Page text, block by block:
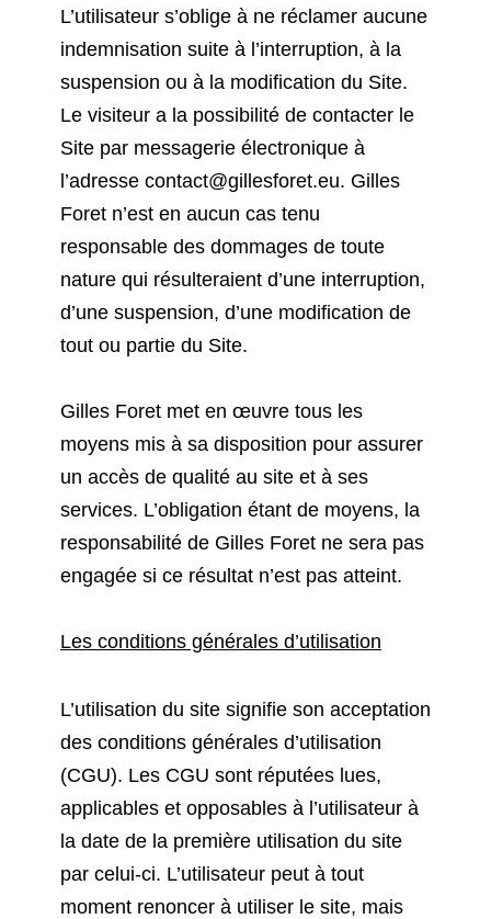
L’utilisateur s’oblige à ne réclamer aucune
indemnisation suite à l’interruption, à la
suspension ou à la modification du Site.
Le visiteur a la possibilité de contacter le
Site par messagerie électronique à
l’adresse contact@gillesforet.eu. Gilles
Foret n’est en aucun cas tenu
responsable des dommages de toute
nature qui résulteraient d’une interruption,
d’une suspension, d’une modification de
tout ou partie du Site.
Gilles Foret met en œuvre tous les
moyens mis à sa disposition pour assurer
un accès de qualité au site et à ses
services. L’obligation étant de moyens, la
responsabilité de Gilles Foret ne sera pas
engagée si ce résultat n’est pas atteint.
Les conditions générales d’utilisation
L’utilisation du site signifie son acceptation
des conditions générales d’utilisation
(CGU). Les CGU sont réputées lues,
applicables et opposables à l’utilisateur à
la date de la première utilisation du site
par celui-ci. L’utilisateur peut à tout
moment renoncer à utiliser le site, mais